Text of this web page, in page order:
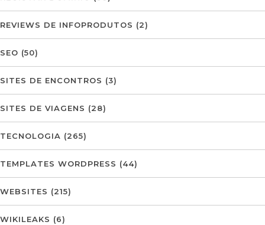
REVIEWS DE INFOPRODUTOS (2)
SEO (50)
SITES DE ENCONTROS (3)
SITES DE VIAGENS (28)
TECNOLOGIA (265)
TEMPLATES WORDPRESS (44)
WEBSITES (215)
WIKILEAKS (6)